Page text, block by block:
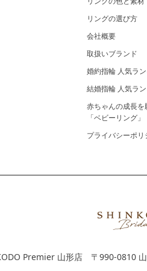
リングの選び方
会社概要
取扱いブランド
婚約指輪 人気ラ
結婚指輪 人気ラ
赤ちゃんの成長を
「ベビーリング」
プライバシーポリ
Premier 山形店 〒990-0810